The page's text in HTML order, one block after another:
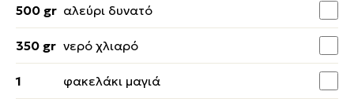
500 gr αλεύρι δυνατό
350 gr νερό χλιαρό
1 φακελάκι μαγιά